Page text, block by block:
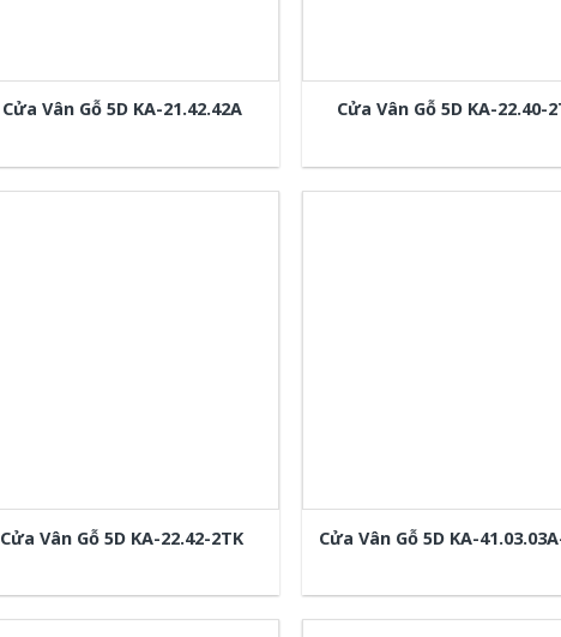
Cửa Vân Gỗ 5D KA-21.42.42A Cửa Vân Gỗ 5D KA-22.40-
Cửa Vân Gỗ 5D KA-22.42-2TK Cửa Vân Gỗ 5D KA-